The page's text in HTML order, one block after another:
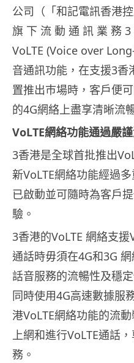
公司（「和記電訊香港
旗 下 流 動 通 訊 業 務
VoLTE (Voice over
音通訊功能，在支援3香
置推出巿場時，客戶便
的4G網絡上盡享清晰流
VoLTE網絡功能通過嚴
3香港是全球首批推出
新VoLTE網絡功能經過
已啟動並可隨時為客戶
驗。
3香港的VoLTE 網絡支
通話時毋須在4G和3G
話音服務的流暢性及穩
同時使用4G高速數據服
港VoLTE網絡功能的流
上網和進行VoLTE通話
務。